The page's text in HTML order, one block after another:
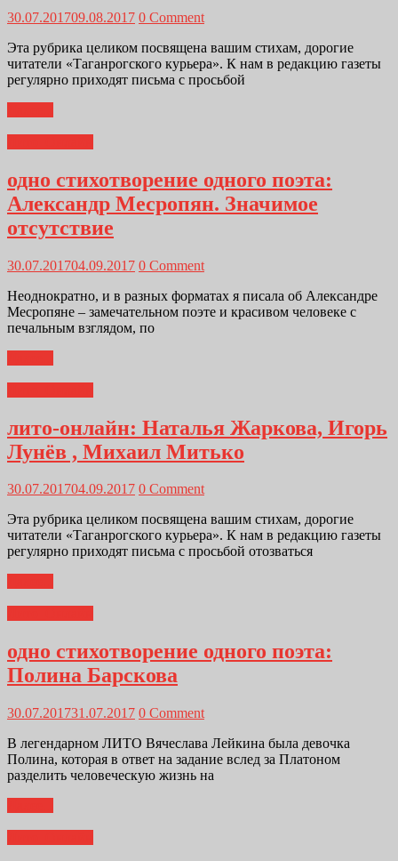
30.07.201709.08.2017 0 Comment
Эта рубрика целиком посвящена вашим стихам, дорогие
читатели «Таганрогского курьера». К нам в редакцию газеты
регулярно приходят письма с просьбой
одно стихотворение одного поэта:
Александр Месропян. Значимое
отсутствие
30.07.201704.09.2017 0 Comment
Неоднократно, и в разных форматах я писала об Александре
Месропяне – замечательном поэте и красивом человеке с
печальным взглядом, по
лито-онлайн: Наталья Жаркова, Игорь
Лунёв , Михаил Митько
30.07.201704.09.2017 0 Comment
Эта рубрика целиком посвящена вашим стихам, дорогие
читатели «Таганрогского курьера». К нам в редакцию газеты
регулярно приходят письма с просьбой отозваться
одно стихотворение одного поэта:
Полина Барскова
30.07.201731.07.2017 0 Comment
В легендарном ЛИТО Вячеслава Лейкина была девочка
Полина, которая в ответ на задание вслед за Платоном
разделить человеческую жизнь на